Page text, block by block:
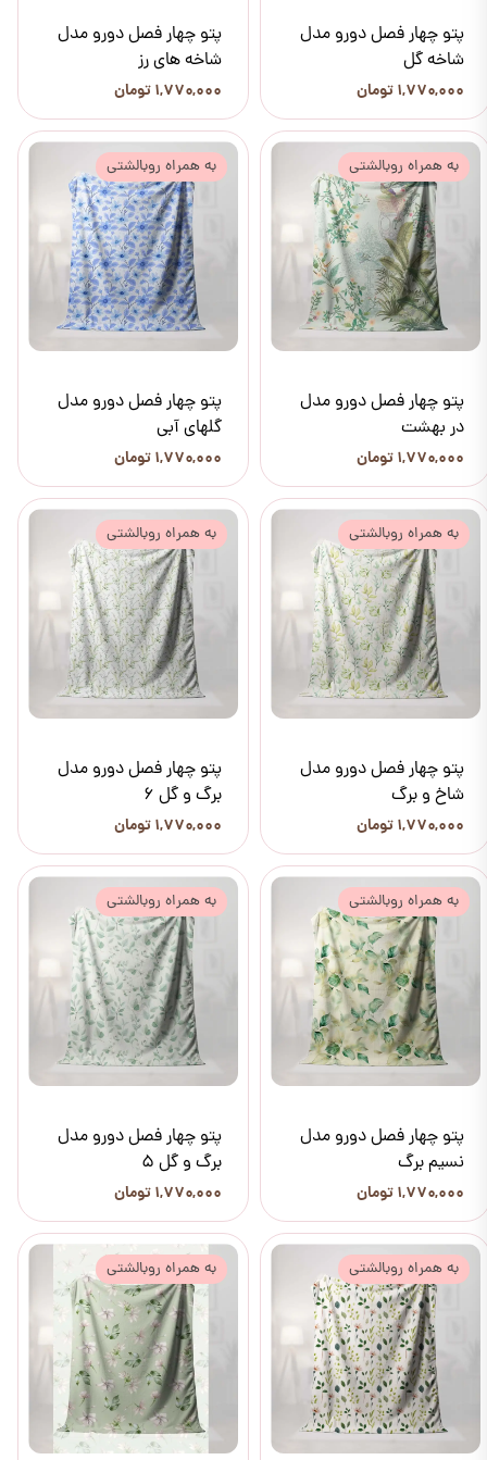
پتو چهار فصل دورو مدل
شاخه گل
۱,۷۷۰,۰۰۰ تومان
پتو چهار فصل دورو مدل
شاخه های رز
۱,۷۷۰,۰۰۰ تومان
پتو چهار فصل دورو مدل
در بهشت
۱,۷۷۰,۰۰۰ تومان
به همراه روبالشتی
پتو چهار فصل دورو مدل
گلهای آبی
۱,۷۷۰,۰۰۰ تومان
به همراه روبالشتی
پتو چهار فصل دورو مدل
شاخ و برگ
۱,۷۷۰,۰۰۰ تومان
به همراه روبالشتی
پتو چهار فصل دورو مدل
برگ و گل 6
۱,۷۷۰,۰۰۰ تومان
به همراه روبالشتی
پتو چهار فصل دورو مدل
نسیم برگ
۱,۷۷۰,۰۰۰ تومان
به همراه روبالشتی
پتو چهار فصل دورو مدل
برگ و گل 5
۱,۷۷۰,۰۰۰ تومان
به همراه روبالشتی
به همراه روبالشتی به همراه روبالشتی